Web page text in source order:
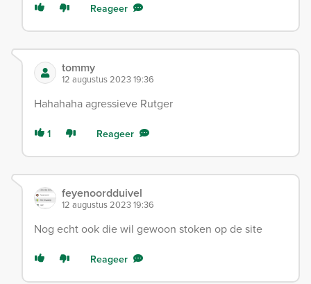
Reageer
tommy
12 augustus 2023 19:36
Hahahaha agressieve Rutger
1 Reageer
feyenoordduivel
12 augustus 2023 19:36
Nog echt ook die wil gewoon stoken op de site
Reageer